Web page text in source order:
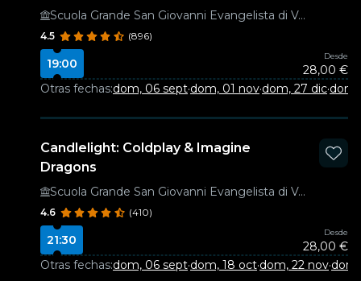
Scuola Grande San Giovanni Evangelista di Venezia
4.5 (896)
19:00
Desde
28,00 €
Otras fechas:dom, 06 sept·dom, 01 nov·dom, 27 dic·
Candlelight: Coldplay & Imagine
Dragons
Scuola Grande San Giovanni Evangelista di Venezia
4.6 (410)
21:30
Desde
28,00 €
Otras fechas:dom, 06 sept·dom, 18 oct·dom, 22 nov·